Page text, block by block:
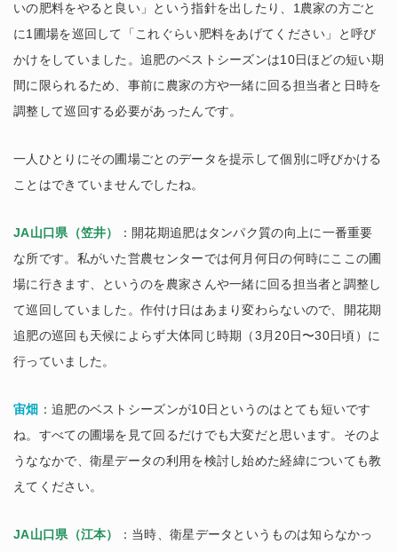
いの肥料をやると良い」という指針を出したり、1農家の方ごと
に1圃場を巡回して「これぐらい肥料をあげてください」と呼び
かけをしていました。追肥のベストシーズンは10日ほどの短い期
間に限られるため、事前に農家の方や一緒に回る担当者と日時を
調整して巡回する必要があったんです。
一人ひとりにその圃場ごとのデータを提示して個別に呼びかける
ことはできていませんでしたね。
JA山口県（笠井）
：開花期追肥はタンパク質の向上に一番重要
な所です。私がいた営農センターでは何月何日の何時にここの圃
場に行きます、というのを農家さんや一緒に回る担当者と調整し
て巡回していました。作付け日はあまり変わらないので、開花期
追肥の巡回も天候によらず大体同じ時期（3月20日〜30日頃）に
行っていました。
宙畑 ：追肥のベストシーズンが10日というのはとても短いです
ね。すべての圃場を見て回るだけでも大変だと思います。そのよ
うななかで、衛星データの利用を検討し始めた経緯についても教
えてください。
JA山口県（江本）
：当時、衛星データというものは知らなかっ